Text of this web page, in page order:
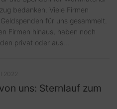
bedanken. Viele Firmen
für uns gesammelt.
Firmen hinaus, haben noch
privat oder aus...
uns: Sternlauf zum